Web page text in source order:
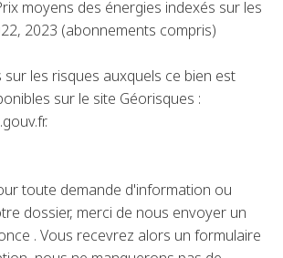
moyens des énergies indexés sur les
2023 (abonnements compris)
les risques auxquels ce bien est
sur le site Géorisques :
toute demande d'information ou
dossier, merci de nous envoyer un
. Vous recevrez alors un formulaire